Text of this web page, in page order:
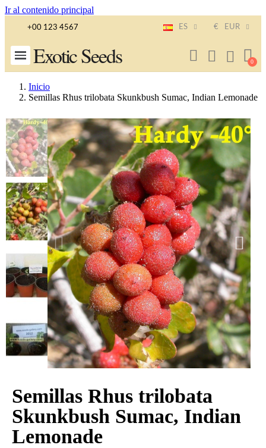
Ir al contenido principal
+00 123 4567 ES € EUR
Exotic Seeds
Inicio
Semillas Rhus trilobata Skunkbush Sumac, Indian Lemonade
Semillas Rhus trilobata
Skunkbush Sumac, Indian
Lemonade